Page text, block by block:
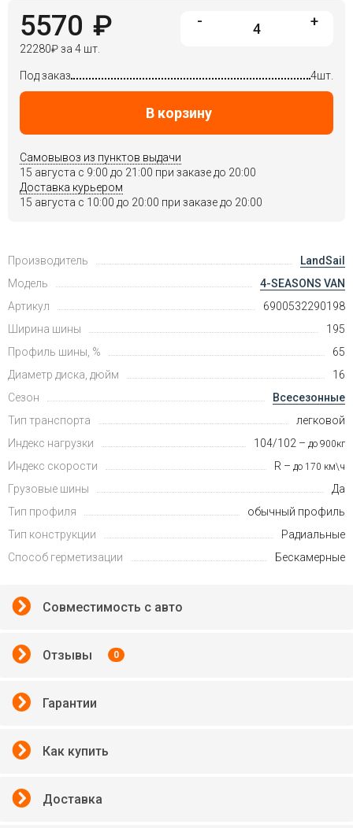
21:00
5570 ₽
22280₽за 4 шт.
- +
Под заказ 4шт.
В корзину
Самовывоз из пунктов выдачи
15 августа c 9:00 до 21:00 при заказе до 20:00
Доставка курьером
15 августа c 10:00 до 20:00 при заказе до 20:00
Производитель
LandSail
Модель
4-SEASONS VAN
Артикул
6900532290198
Ширина шины
195
Профиль шины, %
65
Диаметр диска, дюйм
16
Сезон
Всесезонные
Тип транспорта
легковой
Индекс нагрузки
104/102 – до 900кг
Индекс скорости R – до 170 км\ч
Грузовые шины
Да
Тип профиля
обычный профиль
Тип конструкции
Радиальные
Способ герметизации
Бескамерные
Совместимость с авто
Отзывы 0
Гарантии
Как купить
Доставка